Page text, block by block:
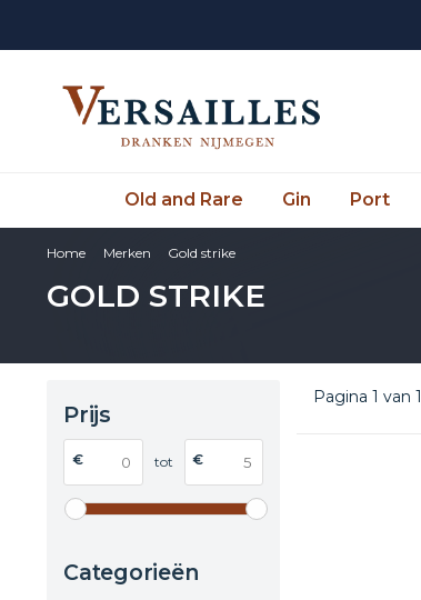
Old and Rare Gin Port
Home Merken Gold strike
GOLD STRIKE
Prijs
€ tot €
Categorieën
Pagina 1 van 1